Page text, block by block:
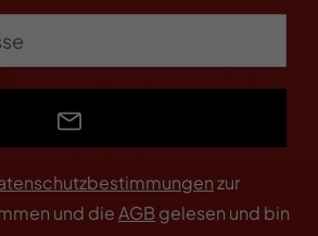
zur
und dieAGB gelesen und bin